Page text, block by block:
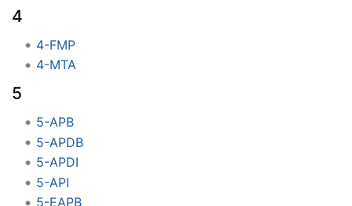
4
4-FMP
4-MTA
5
5-APB
5-APDB
5-APDI
5-API
5-EAPB